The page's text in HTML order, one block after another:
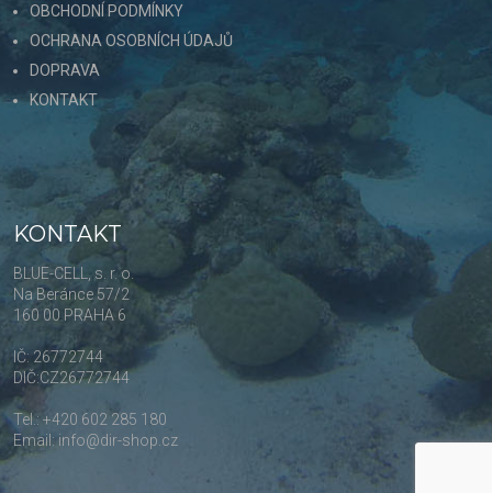
OBCHODNÍ PODMÍNKY
OCHRANA OSOBNÍCH ÚDAJŮ
DOPRAVA
KONTAKT
KONTAKT
BLUE-CELL, s. r. o.
Na Beránce 57/2
160 00 PRAHA 6
IČ: 26772744
DIČ:CZ26772744
Tel.: +420 602 285 180
Email: info@dir-shop.cz